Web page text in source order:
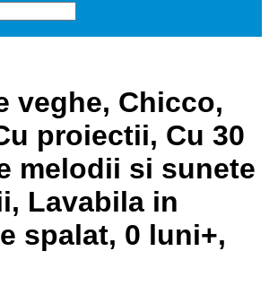
veghe, Chicco,
proiectii, Cu 30
melodii si sunete
Lavabila in
spalat, 0 luni+,